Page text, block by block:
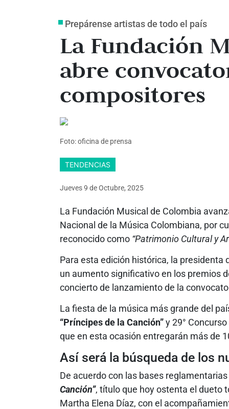
Prepárense artistas de todo el país
La Fundación
abre
compositores
Foto: oficina de prensa
TENDENCIAS
Jueves 9 deOctubre, 2025
La Fundación Musical de Colombia
Nacional de la Música Colombiana, por
reconocido como “Patrimonio Cultural y
Para esta edición histórica, la presidenta
un aumento significativo en los premios
concierto de lanzamiento de la
La fiesta de la música más grande del
“Príncipes de la Canción”y 29°
que en esta ocasión entregarán más de
Así será la búsqueda de los
De acuerdo con las bases
Canción”, título que hoy ostenta el dueto
Martha Elena Díaz, con el